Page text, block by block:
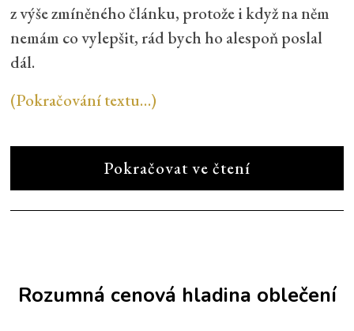
z výše zmíněného článku, protože i když na něm
nemám co vylepšit, rád bych ho alespoň poslal
dál.
(Pokračování textu…)
Pokračovat ve čtení
Rozumná cenová hladina oblečení